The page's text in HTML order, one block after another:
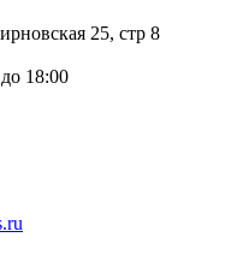
25, стр 8
18:00